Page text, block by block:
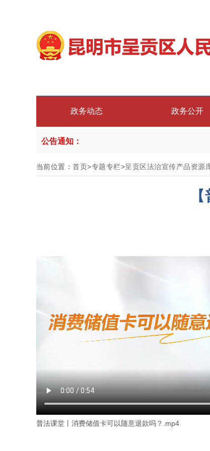
政务动态 政务公开
公告通知：
当前位置：首页>专题专栏>呈贡区法治宣传产品资源
普法课堂丨消费储值卡可以随意退款吗？.mp4